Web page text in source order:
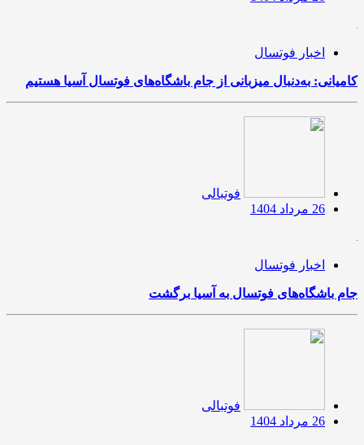
اخبار فوتسال
کامیانی: به‌دنبال میزبانی از جام باشگاه‌های فوتسال آسیا هستیم
فوتبالی
26 مرداد 1404
اخبار فوتسال
جام‌ باشگاه‌های فوتسال به آسیا برگشت
فوتبالی
26 مرداد 1404